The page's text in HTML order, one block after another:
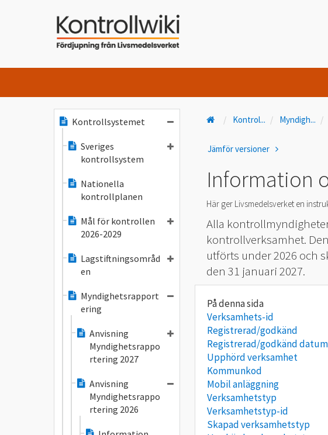
Kontrollsystemet
Sveriges
kontrollsystem
Nationella
kontrollplanen
Mål för kontrollen
2026-2029
Lagstiftningsområd
en
Myndighetsrapport
ering
Anvisning
Myndighetsrappo
rtering 2027
Anvisning
Myndighetsrappo
rtering 2026
Kontrol... Myndigh...
Jämför versioner
Information
Här ger Livsmedelsverket en
Alla
kontrollverksamhet.
utförts under 2026 och
den 31 januari 2027.
Verksamhets-id
Registrerad/godkänd
Registrerad/godkänd datum
Upphörd verksamhet
Kommunkod
Mobil anläggning
Verksamhetstyp
Verksamhetstyp-id
Skapad verksamhetstyp